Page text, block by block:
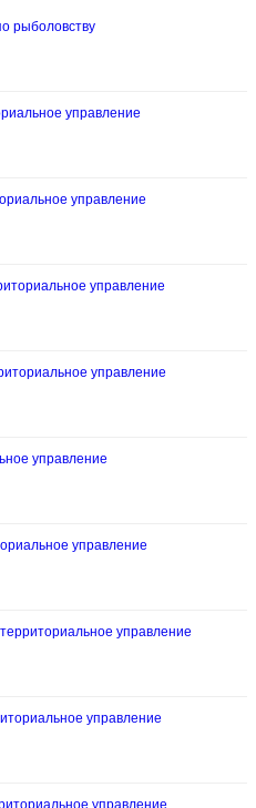
рыболовству
управление
управление
управление
управление
управление
управление
управление
управление